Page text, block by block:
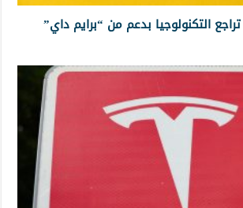
التكنولوجيا بدعم من “برايم داي”